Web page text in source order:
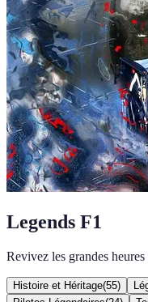
Legends F1
Revivez les grandes heures
Histoire et Héritage(55)